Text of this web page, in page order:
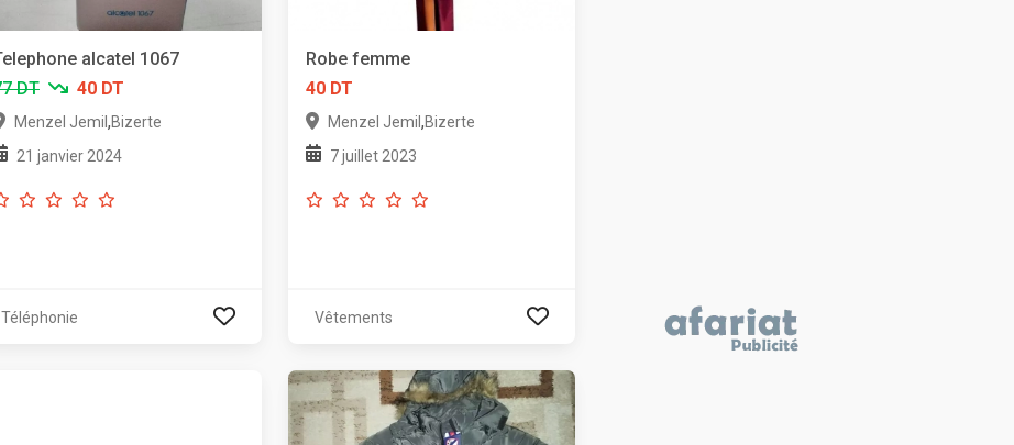
alcatel 1067
DT
40 DT
Menzel Jemil ,Bizerte
21 janvier 2024
Téléphonie
Robe femme
40 DT
Menzel Jemil ,Bizerte
7 juillet 2023
Vêtements